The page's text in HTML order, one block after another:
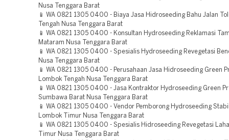
Nusa Tenggara Barat
📱 WA 0821 1305 0400 - Biaya Jasa Hidroseeding Bahu Jalan
Tengah Nusa Tenggara Barat
📱 WA 0821 1305 0400 - Konsultan Hydroseeding Reklamasi
Mataram Nusa Tenggara Barat
📱 WA 0821 1305 0400 - Spesialis Hydroseeding Revegetasi
Nusa Tenggara Barat
📱 WA 0821 1305 0400 - Perusahaan Jasa Hidroseeding Green
Lombok Tengah Nusa Tenggara Barat
📱 WA 0821 1305 0400 - Jasa Kontraktor Hydroseeding Green
Sumbawa Barat Nusa Tenggara Barat
📱 WA 0821 1305 0400 - Vendor Pemborong Hydroseeding
Lombok Timur Nusa Tenggara Barat
📱 WA 0821 1305 0400 - Spesialis Hidroseeding Revegetasi
Timur Nusa Tenggara Barat